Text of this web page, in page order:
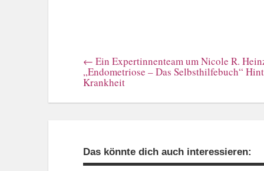
← Ein Expertinnenteam um Nicole R.
„Endometriose – Das Selbsthilfebuch“
Krankheit
Das könnte dich auch interessieren: